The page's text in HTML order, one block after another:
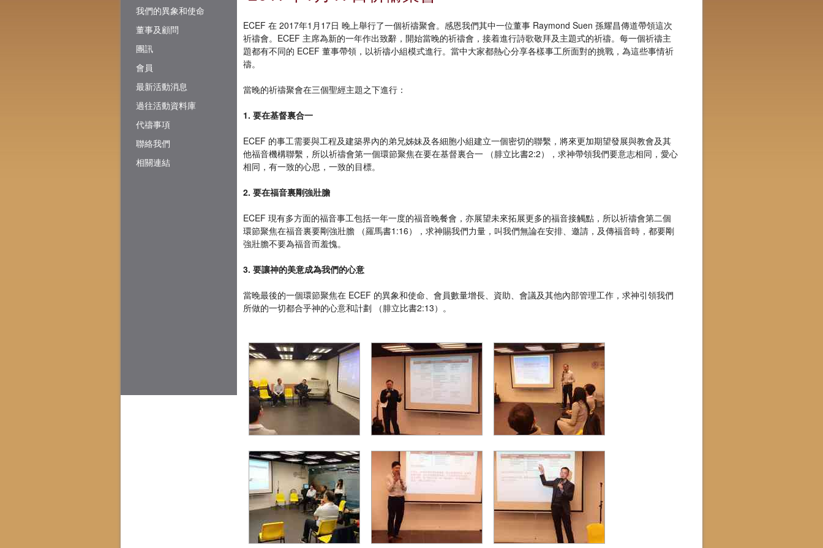
我們的異象和使命
董事及顧問
團訊
會員
最新活動消息
過往活動資料庫
代禱事項
聯絡我們
相關連結
ECEF 在 2017年1月17日 晚上舉行了一個祈禱聚會。感恩我們其中一位董事 Raymond Suen 孫耀昌傳道帶領這次
祈禱會。ECEF 主席為新的一年作出致辭，開始當晚的祈禱會，接着進行詩歌敬拜及主題式的祈禱。每一個祈禱主
題都有不同的 ECEF 董事帶領，以祈禱小組模式進行。當中大家都熱心分享各樣事工所面對的挑戰，為這些事情祈
禱。
當晚的祈禱聚會在三個聖經主題之下進行：
1. 要在基督裏合一
ECEF 的事工需要與工程及建築界內的弟兄姊妹及各細胞小組建立一個密切的聯繫，將來更加期望發展與教會及其
他福音機構聯繫，所以祈禱會第一個環節聚焦在要在基督裏合一 （腓立比書2:2），求神帶領我們要意志相同，愛心
相同，有一致的心思，一致的目標。
2. 要在福音裏剛強壯膽
ECEF 現有多方面的福音事工包括一年一度的福音晚餐會，亦展望未來拓展更多的福音接觸點，所以祈禱會第二個
環節聚焦在福音裏要剛強壯膽 （羅馬書1:16），求神賜我們力量，叫我們無論在安排、邀請，及傳福音時，都要剛
強壯膽不要為福音而羞愧。
3. 要讓神的美意成為我們的心意
當晚最後的一個環節聚焦在 ECEF 的異象和使命、會員數量增長、資助、會議及其他內部管理工作，求神引領我們
所做的一切都合乎神的心意和計劃 （腓立比書2:13）。